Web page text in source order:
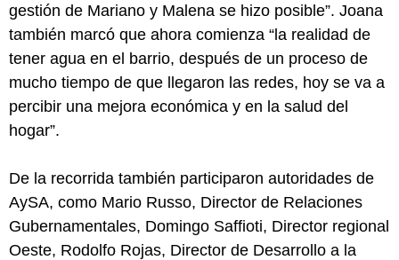
gestión de Mariano y Malena se hizo posible”. Joana
también marcó que ahora comienza “la realidad de
tener agua en el barrio, después de un proceso de
mucho tiempo de que llegaron las redes, hoy se va a
percibir una mejora económica y en la salud del
hogar”.
De la recorrida también participaron autoridades de
AySA, como Mario Russo, Director de Relaciones
Gubernamentales, Domingo Saffioti, Director regional
Oeste, Rodolfo Rojas, Director de Desarrollo a la